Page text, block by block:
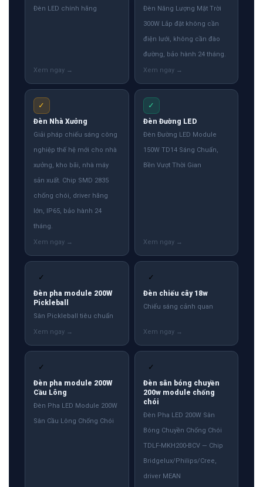
Đèn LED chính hãng
Đèn Năng Lượng Mặt Trời
300W Lắp đặt không cần
điện lưới, không cần đào
đường, bảo hành 24 tháng.
✓
Đèn Nhà Xưởng
Giải pháp chiếu sáng công
nghiệp thế hệ mới cho nhà
xưởng, kho bãi, nhà máy
sản xuất. Chip SMD 2835
chống chói, driver hãng
lớn, IP65, bảo hành 24
tháng.
✓
Đèn Đường LED
Đèn Đường LED Module
150W TD14 Sáng Chuẩn,
Bền Vượt Thời Gian
✓
Đèn pha module 200W
Pickleball
Sân Pickleball tiêu chuẩn
✓
Đèn chiếu cây 18w
Chiếu sáng cảnh quan
✓
Đèn pha module 200W
Cầu Lông
Đèn Pha LED Module 200W
Sân Cầu Lông Chống Chói
✓
Đèn sân bóng chuyền
200w module chống
chói
Đèn Pha LED 200W Sân
Bóng Chuyền Chống Chói
TDLF-MKH200-BCV — Chip
Bridgelux/Philips/Cree,
driver MEAN